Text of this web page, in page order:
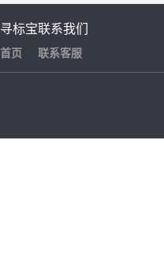
寻标宝
首页
联系我们
联系客服